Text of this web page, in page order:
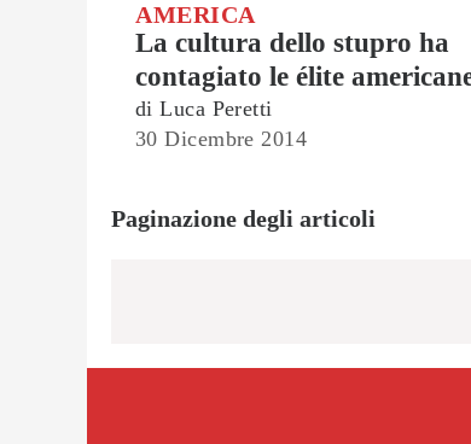
AMERICA
La cultura dello stupro ha
contagiato le élite
di Luca Peretti
30 Dicembre 2014
Paginazione degli articoli